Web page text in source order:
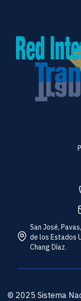
San José,
de los Estados
Chang Díaz.
© 2025 Sistema